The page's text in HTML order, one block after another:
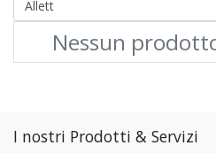
Nessun
I nostri Prodotti & Servizi